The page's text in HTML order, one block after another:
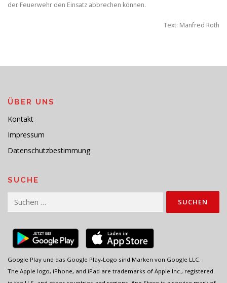
der Feuerwehr den Einsatz abbrechen können.
Text: Manfred Roth
ÜBER UNS
Kontakt
Impressum
Datenschutzbestimmung
SUCHE
Google Play und das Google Play-Logo sind Marken von Google LLC.
The Apple logo, iPhone, and iPad are trademarks of Apple Inc., registered